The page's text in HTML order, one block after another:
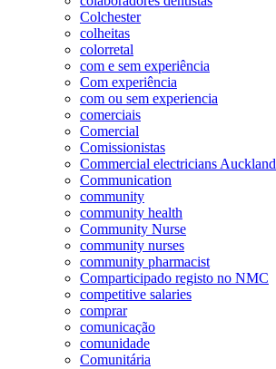
Colchester
colheitas
colorretal
com e sem experiência
Com experiência
com ou sem experiencia
comerciais
Comercial
Comissionistas
Commercial electricians Auckland
Communication
community
community health
Community Nurse
community nurses
community pharmacist
Comparticipado registo no NMC
competitive salaries
comprar
comunicação
comunidade
Comunitária